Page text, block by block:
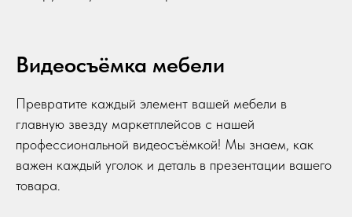
Видеосъёмка мебели
Превратите каждый элемент вашей мебели в
главную звезду маркетплейсов с нашей
профессиональной видеосъёмкой! Мы знаем, как
важен каждый уголок и деталь в презентации вашего
товара.